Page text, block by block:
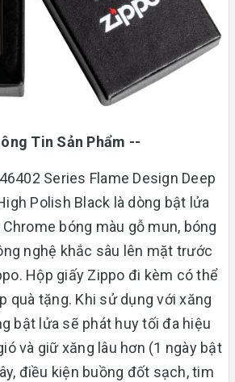
Tin Sản Phẩm --
Series Flame Design Deep
Polish Black là dòng bật lửa
bóng màu gỗ mun, bóng
nghệ khắc sâu lên mặt trước
Hộp giấy Zippo đi kèm có thể
quà tặng. Khi sử dụng với xăng
bật lửa sẽ phát huy tối đa hiệu
và giữ xăng lâu hơn (1 ngày bật
điều kiện buồng đốt sạch, tim